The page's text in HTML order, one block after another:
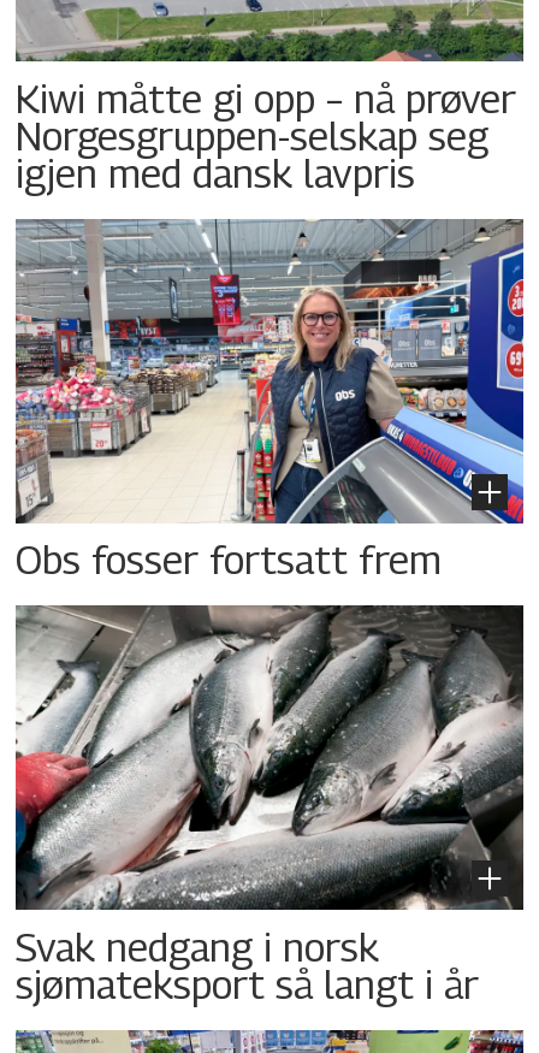
Kiwi måtte gi opp – nå prøver
Norgesgruppen-selskap seg
igjen med dansk lavpris
Obs fosser fortsatt frem
Svak nedgang i norsk
sjømateksport så langt i år